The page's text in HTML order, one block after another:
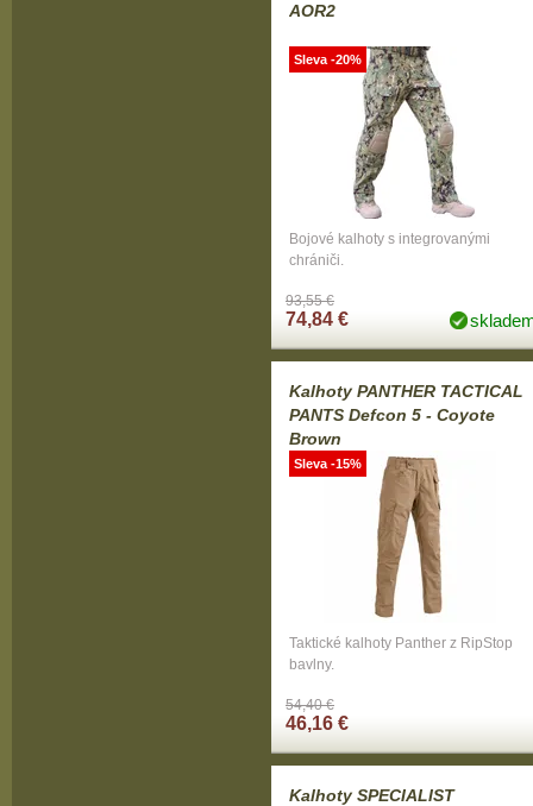
AOR2
Bojové kalhoty s integrovanými
chrániči.
93,55 €
74,84 €
Sleva -20%
Kalhoty PANTHER TACTICAL
PANTS Defcon 5 - Coyote
Brown
Taktické kalhoty Panther z RipStop
bavlny.
54,40 €
46,16 €
Sleva -15%
Kalhoty SPECIALIST